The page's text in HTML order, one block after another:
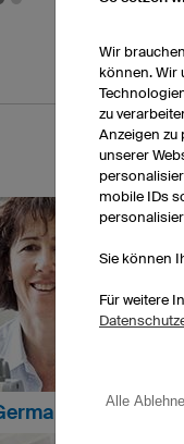
Wir
können. Wir
zu
Anzeigen zu
unserer
mobile IDs
Sie können
Für weitere
Alle